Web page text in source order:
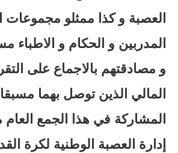
العصبة و كذا ممثلو مجموعات
المدربين و الحكام و الاطباء
و مصادقتهم بالاجماع على
المالي الذين توصل بهما
المشاركة في هذا الجمع
إدارة العصبة الوطنية لكرة